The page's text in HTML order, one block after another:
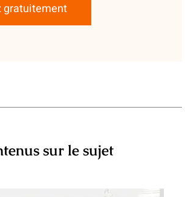
gratuitement
sur le sujet